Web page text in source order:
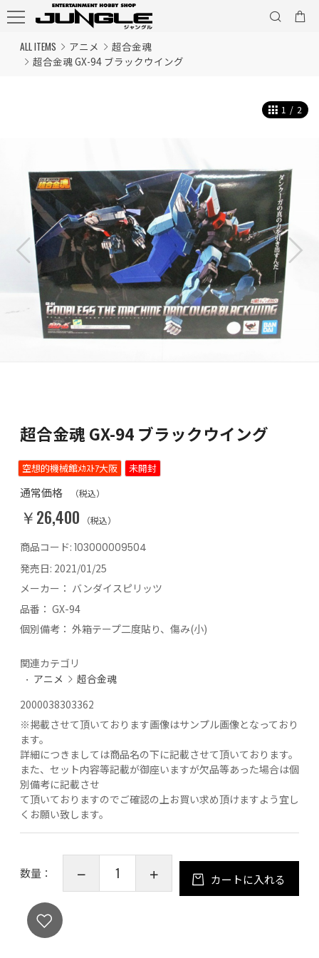
ALL ITEMS アニメ
超合金魂
超合金魂 GX-94 ブラックウイング
1 / 2
超合金魂 GX-94 ブラックウイング
空想的機械館ﾒｶｽﾄｱ大阪 未開封
通常価格 （税込）
￥26,400 （税込）
商品コード: 103000009504
発売日: 2021/01/25
メーカー： バンダイスピリッツ
品番： GX-94
個別備考： 外箱テープ二度貼り、傷み(小)
関連カテゴリ
アニメ
超合金魂
2000038303362
※掲載させて頂いております画像はサンプル画像となっており
ます。
詳細につきましては商品名の下に記載させて頂いております。
また、セット内容等記載が御座いますが欠品等あった場合は個
別備考に記載させ
て頂いておりますのでご確認の上お買い求め頂けますよう宜し
くお願い致します。
数量： カートに入れる